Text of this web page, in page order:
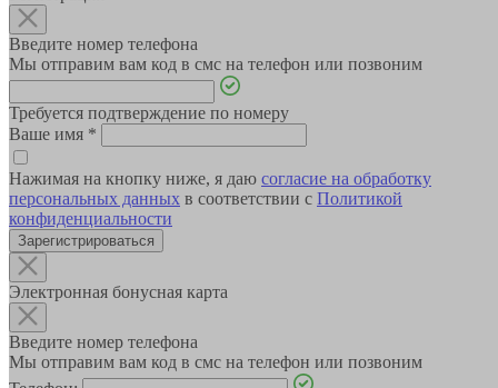
Введите номер телефона
Мы отправим вам код в смс на телефон или позвоним
Требуется подтверждение по номеру
Ваше имя *
Нажимая на кнопку ниже, я даю согласие на обработку
персональных данных в соответствии с Политикой
конфиденциальности
Зарегистрироваться
Электронная бонусная карта
Введите номер телефона
Мы отправим вам код в смс на телефон или позвоним